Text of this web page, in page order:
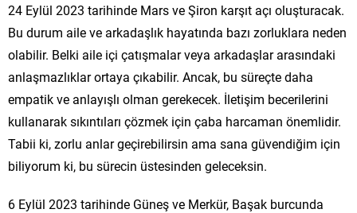
24 Eylül 2023 tarihinde Mars ve Şiron karşıt açı oluşturacak.
Bu durum aile ve arkadaşlık hayatında bazı zorluklara neden
olabilir. Belki aile içi çatışmalar veya arkadaşlar arasındaki
anlaşmazlıklar ortaya çıkabilir. Ancak, bu süreçte daha
empatik ve anlayışlı olman gerekecek. İletişim becerilerini
kullanarak sıkıntıları çözmek için çaba harcaman önemlidir.
Tabii ki, zorlu anlar geçirebilirsin ama sana güvendiğim için
biliyorum ki, bu sürecin üstesinden geleceksin.
6 Eylül 2023 tarihinde Güneş ve Merkür, Başak burcunda